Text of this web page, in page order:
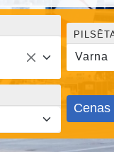
Varna
Cenas